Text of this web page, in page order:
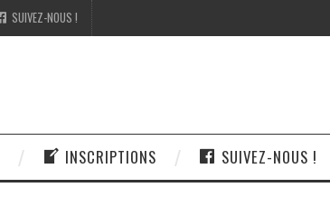
SUIVEZ-NOUS !
INSCRIPTIONS SUIVEZ-NOUS !